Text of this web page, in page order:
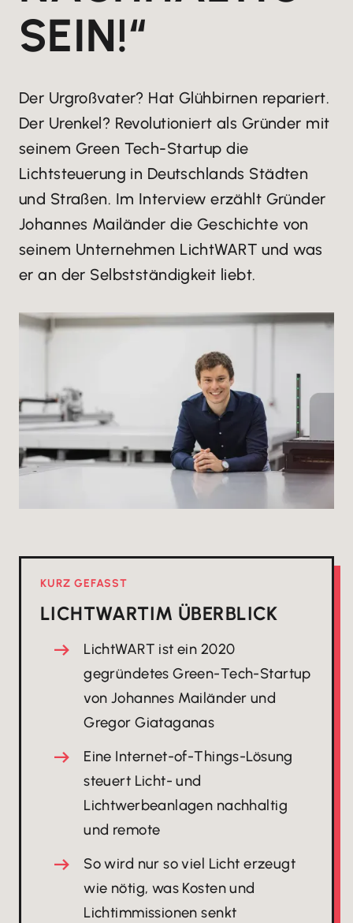
SEIN!“
Der Urgroßvater? Hat Glühbirnen repariert.
Der Urenkel? Revolutioniert als Gründer mit
seinem Green Tech-Startup die
Lichtsteuerung in Deutschlands Städten
und Straßen. Im Interview erzählt Gründer
Johannes Mailänder die Geschichte von
seinem Unternehmen LichtWART und was
er an der Selbstständigkeit liebt.
KURZ GEFASST
LICHTWARTIM ÜBERBLICK
LichtWART ist ein 2020
gegründetes Green-Tech-Startup
von Johannes Mailänder und
Gregor Giataganas
Eine Internet-of-Things-Lösung
steuert Licht- und
Lichtwerbeanlagen nachhaltig
und remote
So wird nur so viel Licht erzeugt
wie nötig, was Kosten und
Lichtimmissionen senkt